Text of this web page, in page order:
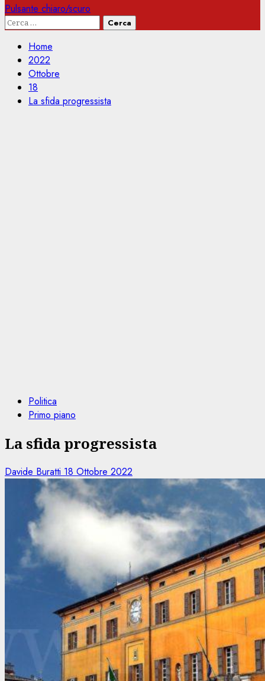
Pulsante chiaro/scuro
Ricerca
Home
2022
Ottobre
18
La sfida progressista
Politica
Primo piano
La sfida progressista
Davide Buratti 18 Ottobre 2022